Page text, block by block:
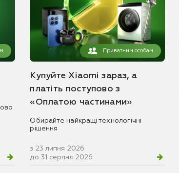
Приватним особам
Купуйте Xiaomi зараз, а
платіть поступово з
«Оплатою частинами»
Обирайте найкращі технологічні
рішення
з 23 липня 2026
до 31 серпня 2026